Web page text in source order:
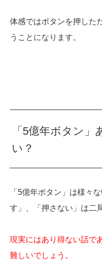
体感ではボタンを押した
うことになります。
「5億年ボタン
い？
「5億年ボタン」は様々
す」、「押さない」は二
現実にはあり得ない話で
難しいでしょう。